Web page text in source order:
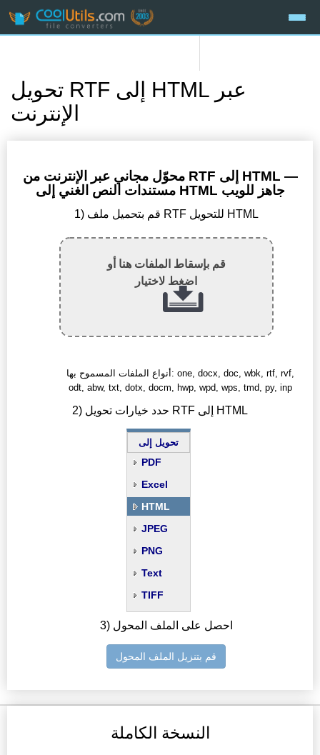
تحويل RTF إلى HTML عبر
الإنترنت
محوّل مجاني عبر الإنترنت من RTF إلى HTML —
مستندات النص الغني إلى HTML جاهز للويب
1) قم بتحميل ملف RTF للتحويل HTML
قم بإسقاط الملفات هنا أو
اضغط لاختيار
أنواع الملفات المسموح بها: one, docx, doc, wbk, rtf, rvf,
odt, abw, txt, dotx, docm, hwp, wpd, wps, tmd, py, inp
2) حدد خيارات تحويل RTF إلى HTML
تحويل إلى
PDF
Excel
HTML
JPEG
PNG
Text
TIFF
3) احصل على الملف المحول
قم بتنزيل الملف المحول
النسخة الكاملة